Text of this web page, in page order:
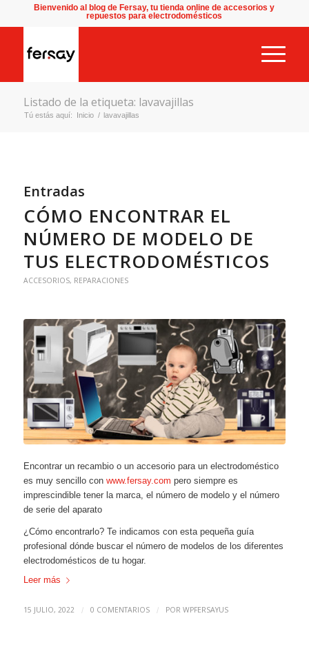
Bienvenido al blog de Fersay, tu tienda online de accesorios y
repuestos para electrodomésticos
Listado de la etiqueta: lavavajillas
Tú estás aquí: Inicio / lavavajillas
Entradas
CÓMO ENCONTRAR EL
NÚMERO DE MODELO DE
TUS ELECTRODOMÉSTICOS
ACCESORIOS, REPARACIONES
Encontrar un recambio o un accesorio para un electrodoméstico
es muy sencillo con www.fersay.com pero siempre es
imprescindible tener la marca, el número de modelo y el número
de serie del aparato
¿Cómo encontrarlo? Te indicamos con esta pequeña guía
profesional dónde buscar el número de modelos de los diferentes
electrodomésticos de tu hogar.
Leer más
15 JULIO, 2022 / 0 COMENTARIOS / POR WPFERSAYUS